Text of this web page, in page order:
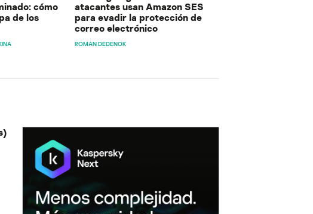
cómo
de los
atacantes usan Amazon SES
para evadir la protección de
correo electrónico
ROMAN DEDENOK